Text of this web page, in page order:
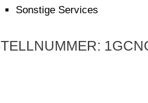
Sonstige Services